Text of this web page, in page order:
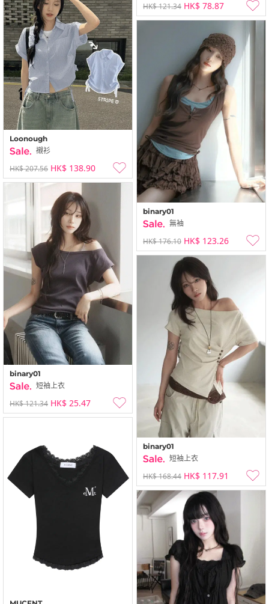
HK$ 121.34 HK$ 78.87
Loonough
襯衫
HK$ 207.56 HK$ 138.90
binary01
無袖
HK$ 176.10 HK$ 123.26
binary01
短袖上衣
HK$ 121.34 HK$ 25.47
binary01
短袖上衣
HK$ 168.44 HK$ 117.91